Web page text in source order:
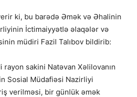
ki, bu barədə Əmək və Əhalinin
İctimaiyyətlə əlaqələr və
müdiri Fazil Talıbov bildirib:
rayon sakini Natəvan Xəlilovanın
Sosial Müdafiəsi Nazirliyi
verilməsi, bir günlük əmək